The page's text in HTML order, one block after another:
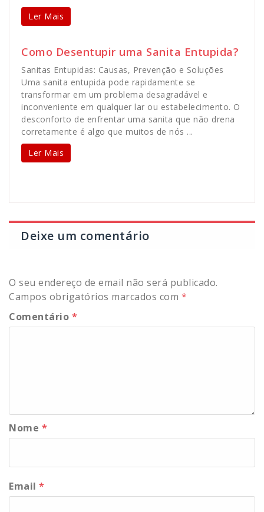
Ler Mais
Como Desentupir uma Sanita Entupida?
Sanitas Entupidas: Causas, Prevenção e Soluções
Uma sanita entupida pode rapidamente se
transformar em um problema desagradável e
inconveniente em qualquer lar ou estabelecimento. O
desconforto de enfrentar uma sanita que não drena
corretamente é algo que muitos de nós ...
Ler Mais
Deixe um comentário
O seu endereço de email não será publicado.
Campos obrigatórios marcados com *
Comentário *
Nome *
Email *